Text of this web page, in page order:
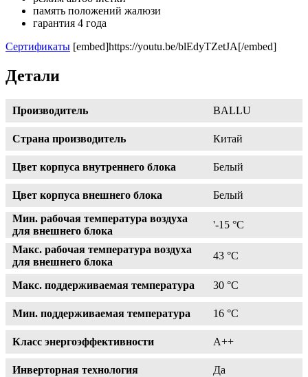
память положений жалюзи
гарантия 4 года
Сертификаты [embed]https://youtu.be/blEdyTZetJA[/embed]
Детали
Производитель BALLU
Страна производитель Китай
Цвет корпуса внутреннего блока Белый
Цвет корпуса внешнего блока
Белый
Мин. рабочая температура воздуха
для внешнего блока
'-15 °С
Макс. рабочая температура воздуха
для внешнего блока
43 °С
Макс. поддерживаемая температура 30 °С
Мин. поддерживаемая температура 16 °С
Класс энергоэффективности A++
Инверторная технология Да